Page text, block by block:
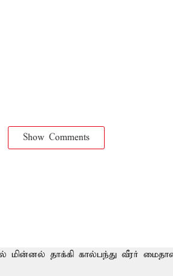
Show Comments